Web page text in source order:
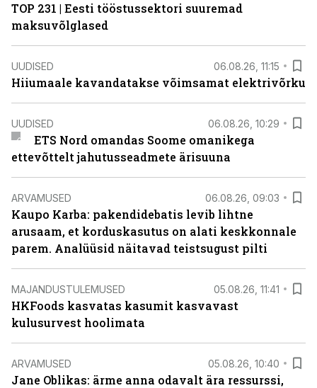
TOP 231 | Eesti tööstussektori suuremad
maksuvõlglased
UUDISED 06.08.26, 11:15
Hiiumaale kavandatakse võimsamat elektrivõrku
UUDISED 06.08.26, 10:29
ETS Nord omandas Soome omanikega
ettevõttelt jahutusseadmete ärisuuna
ARVAMUSED 06.08.26, 09:03
Kaupo Karba: pakendidebatis levib lihtne
arusaam, et korduskasutus on alati keskkonnale
parem. Analüüsid näitavad teistsugust pilti
MAJANDUSTULEMUSED 05.08.26, 11:41
HKFoods kasvatas kasumit kasvavast
kulusurvest hoolimata
ARVAMUSED 05.08.26, 10:40
Jane Oblikas: ärme anna odavalt ära ressurssi,